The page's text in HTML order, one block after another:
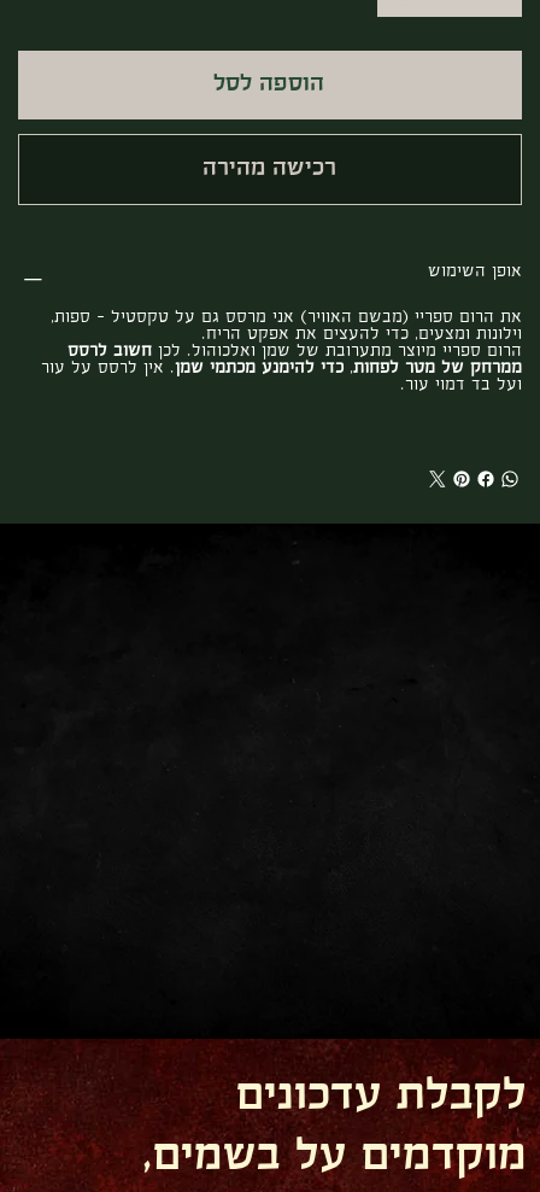
הוספה לסל
רכישה מהירה
אופן השימוש
את הרום ספריי (מבשם האוויר) אני מרסס גם על טקסטיל – ספות,
וילונות ומצעים, כדי להעצים את אפקט הריח.
הרום ספריי מיוצר מתערובת של שמן ואלכוהול. לכן חשוב לרסס
ממרחק של מטר לפחות, כדי להימנע מכתמי שמן. אין לרסס על עור
ועל בד דמוי עור.
לקבלת עדכונים
מוקדמים על בשמים,